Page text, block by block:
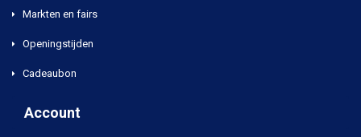
Markten en fairs
Openingstijden
Cadeaubon
Account